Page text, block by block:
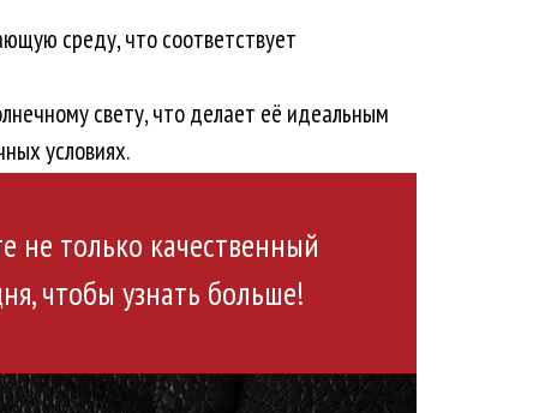
среду, что соответствует
свету, что делает её идеальным
условиях.
не только качественный
чтобы узнать больше!